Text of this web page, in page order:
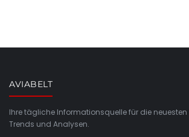
AVIABELT
Ihre tägliche Informationsquelle für die
Trends und Analysen.